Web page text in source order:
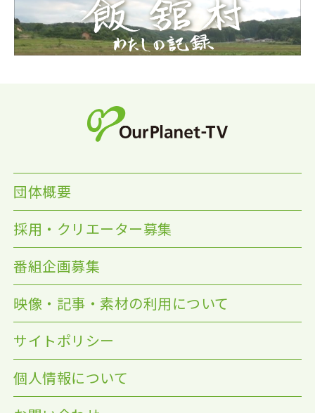
団体概要
採用・クリエーター募集
番組企画募集
映像・記事・素材の利用について
サイトポリシー
個人情報について